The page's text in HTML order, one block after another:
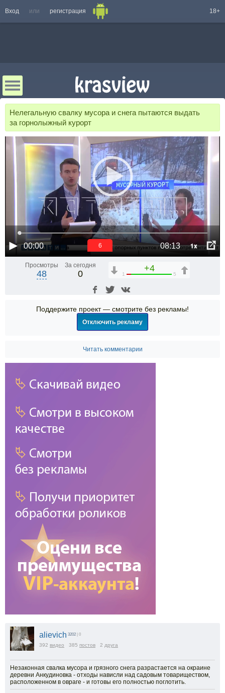
Вход или регистрация 18+
Нелегальную свалку мусора и снега пытаются выдать
за горнолыжный курорт
00:00 08:13 1x
6
Просмотры
48
За сегодня
0
+4
1 5
Поддержите проект — смотрите без рекламы!
Отключить рекламу
Читать комментарии
alievich 3202 | 0
392 видео 385 постов 2 друга
Незаконная свалка мусора и грязного снега разрастается на окраине
деревни Анкудиновка - отходы нависли над садовым товариществом,
расположенном в овраге - и готовы его полностью поглотить.